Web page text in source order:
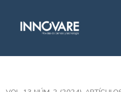
Percepción de la cultura de